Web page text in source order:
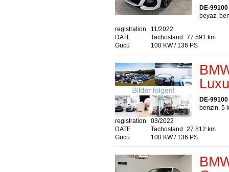
DE-
beyaz,
registration
DATE
11/2022
Tachostand
77.591 km
Gücü
100 KW / 136 PS
DE-
benzin, 5
registration
DATE
03/2022
Tachostand
27.812 km
Gücü
100 KW / 136 PS